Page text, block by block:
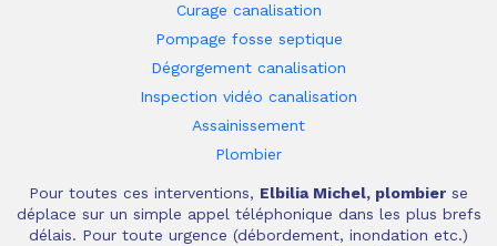
Curage canalisation
Pompage fosse septique
Dégorgement canalisation
Inspection vidéo canalisation
Assainissement
Plombier
Pour toutes ces interventions, Elbilia Michel, plombier se
déplace sur un simple appel téléphonique dans les plus brefs
délais. Pour toute urgence (débordement, inondation etc.)